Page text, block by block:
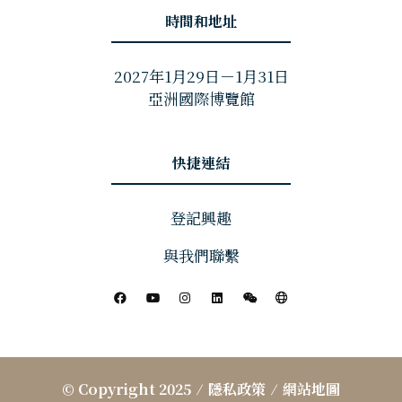
時間和地址
2027年1月29日－1月31日
亞洲國際博覽館
快捷連結
登記興趣
與我們聯繫
© Copyright 2025 隱私政策 網站地圖